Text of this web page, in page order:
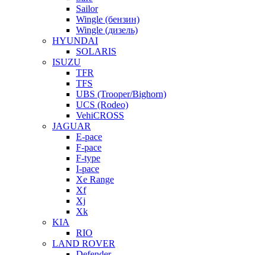
Sailor
Wingle (бензин)
Wingle (дизель)
HYUNDAI
SOLARIS
ISUZU
TFR
TFS
UBS (Trooper/Bighorn)
UCS (Rodeo)
VehiCROSS
JAGUAR
E-pace
F-pace
F-type
I-pace
Xe Range
Xf
Xj
Xk
KIA
RIO
LAND ROVER